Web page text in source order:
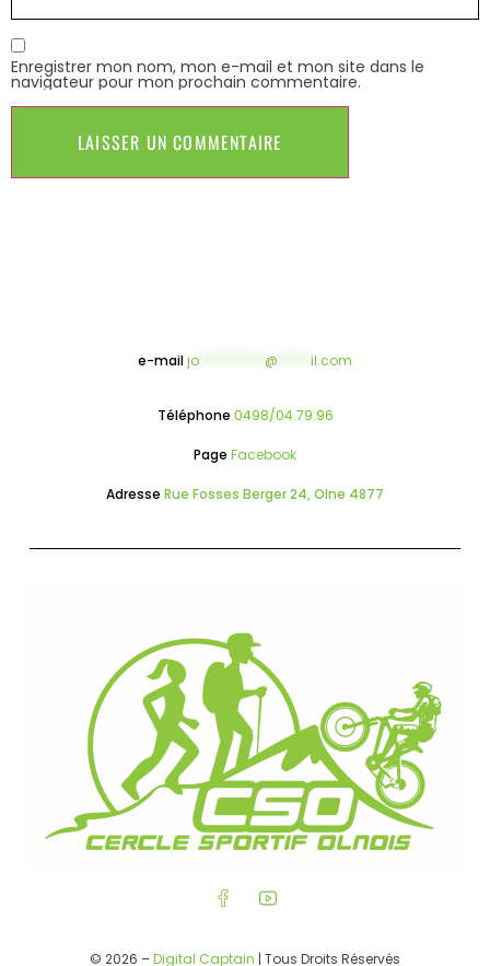
Enregistrer mon nom, mon e-mail et mon site dans le
navigateur pour mon prochain commentaire.
e-mailjo @ il.com
Téléphone 0498/04.79.96
Page Facebook
Adresse Rue Fosses Berger 24, Olne 4877
© 2026 –Digital Captain | Tous Droits Réservés